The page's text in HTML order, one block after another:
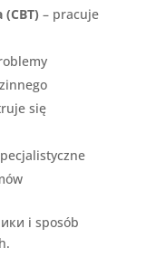
– pracuje
się
i sposób